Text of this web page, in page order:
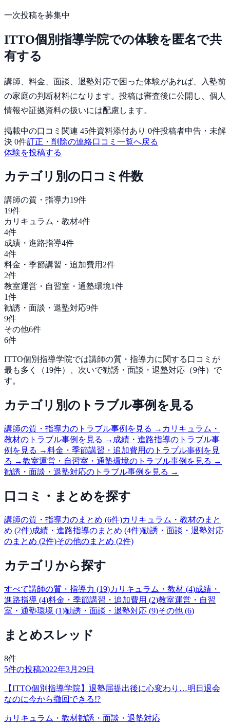
一次投稿を募集中
ITTO個別指導学院での体験を匿名で共
有する
講師、料金、面談、退塾対応で困った体験があれば、
入塾前
の家庭の判断材料になります。投稿は審査後に公開し、個人
情報や証拠資料の扱いには配慮します。
掲載中の口コミ関連 45件資料添付あり 0件投稿者申告・未解
決 0件訂正・削除の連絡口コミ一覧へ戻る
体験を投稿する
カテゴリ別の口コミ件数
講師の質・指導力19件
19件
カリキュラム・教材4件
4件
成績・進路指導4件
4件
料金・季節講習・追加費用 2件
2件
教室運営・自習室・通塾環境1件
1件
勧誘・面談・退塾対応9件
9件
その他6件
6件
ITTO個別指導学院では講師の質・指導力に関する口コミが
最も多く（19件）、次いで勧誘・面談・退塾対応 （9件）で
す。
カテゴリ別のトラブル事例を見る
講師の質・指導力のトラブル事例を見る → カリキュラム・
教材のトラブル事例を見る → 成績・進路指導のトラブル事
例を見る →料金・季節講習・追加費用のトラブル事例を見
る →教室運営・自習室・通塾環境のトラブル事例を見る →
勧誘・面談・退塾対応のトラブル事例を見る →
口コミ・まとめを探す
講師の質・指導力のまとめ (6件)カリキュラム・教材のまと
め (2件)成績・進路指導のまとめ (4件)勧誘・面談・退塾対応
のまとめ (2件)その他のまとめ (2件)
カテゴリから探す
すべて講師の質・指導力 (19)カリキュラム・教材 (4)成績・
進路指導 (4)料金・季節講習・追加費用 (2)教室運営・自習
室・通塾環境 (1)勧誘・面談・退塾対応 (9)その他 (6)
まとめスレッド
8件
5件の投稿2022年3月29日
【ITTO個別指導学院】退塾届提出後に心変わり…明日退会
なのに今から撤回できる!?
カリキュラム・教材勧誘・面談・退塾対応